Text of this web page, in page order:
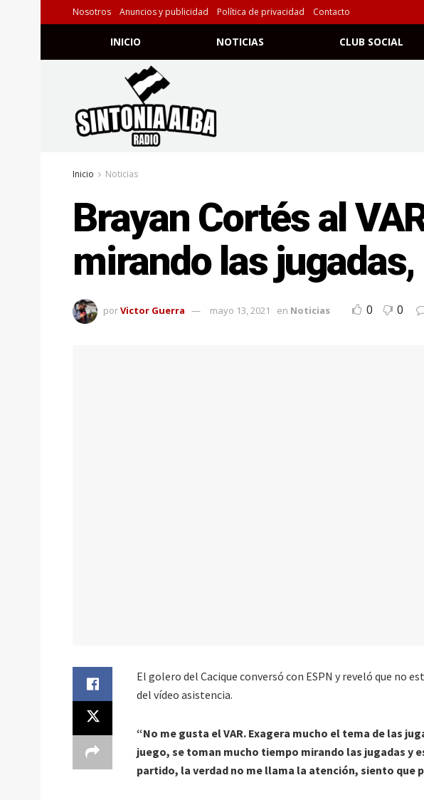
Nosotros Anuncios y publicidad Política de privacidad Contacto
INICIO NOTICIAS CLUB SOCIAL
Inicio Noticias
Brayan Cortés al
mirando las
porVictor Guerra mayo 13, 2021 en Noticias 0 0
El golero del Cacique conversó con ESPN y reveló que no
del vídeo asistencia.
“No me gusta el VAR. Exagera mucho el tema de las
juego, se toman mucho tiempo mirando las jugadas y
partido, la verdad no me llama la atención, siento que